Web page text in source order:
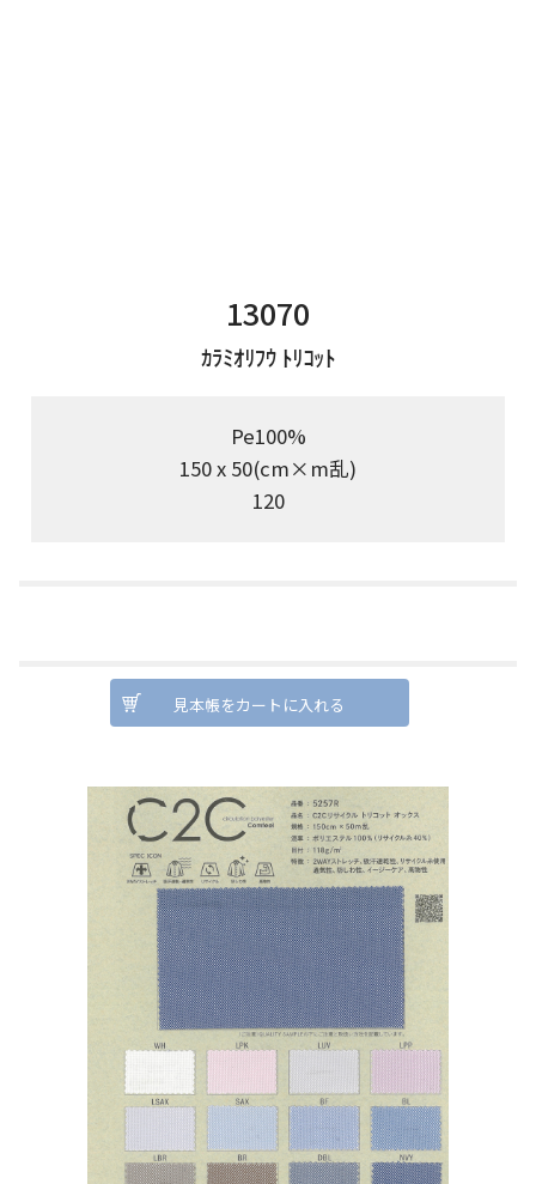
13070
ｶﾗﾐｵﾘﾌｳ ﾄﾘｺｯﾄ
Pe100%
150 x 50(cm×m乱)
120
見本帳をカートに入れる